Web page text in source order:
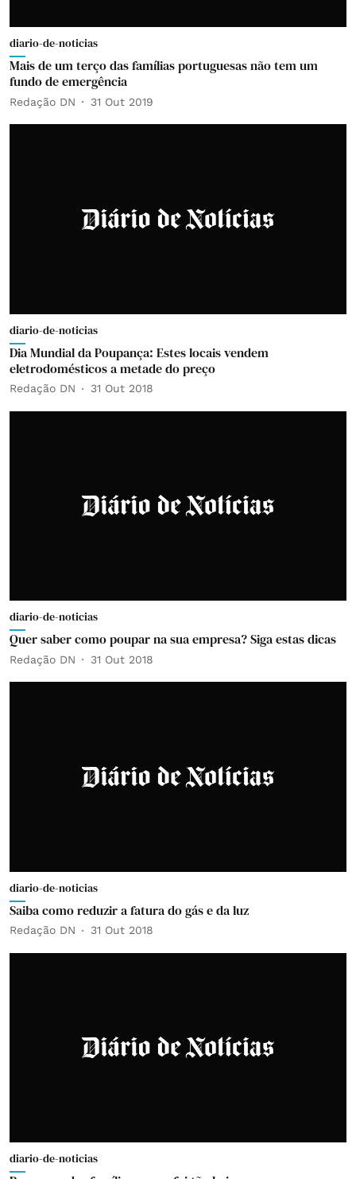
diario-de-noticias
Mais de um terço das famílias portuguesas não tem um
fundo de emergência
Redação DN 31 Out 2019
diario-de-noticias
Dia Mundial da Poupança: Estes locais vendem
eletrodomésticos a metade do preço
Redação DN 31 Out 2018
diario-de-noticias
Quer saber como poupar na sua empresa? Siga estas dicas
Redação DN 31 Out 2018
diario-de-noticias
Saiba como reduzir a fatura do gás e da luz
Redação DN 31 Out 2018
diario-de-noticias